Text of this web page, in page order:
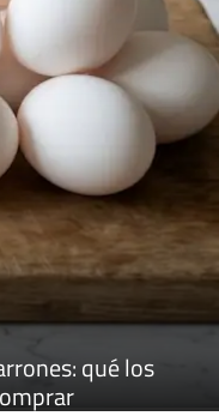
qué los